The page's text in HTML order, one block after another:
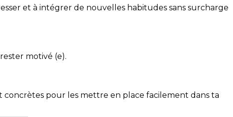
et à intégrer de nouvelles habitudes sans surcharge
motivé (e).
concrètes pour les mettre en place facilement dans ta